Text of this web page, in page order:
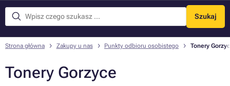
Szukaj
Menu
Strona główna Zakupy u nas Punkty odbioru osobistego Tonery
Tonery Gorzyce